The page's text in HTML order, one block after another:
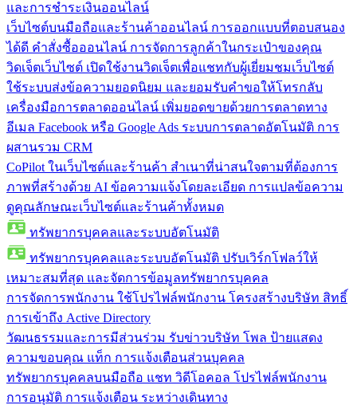
และการชำระเงินออนไลน์
เว็บไซต์บนมือถือและร้านค้าออนไลน์ การออกแบบที่ตอบสนอง
ได้ดี คำสั่งซื้อออนไลน์ การจัดการลูกค้าในกระเป๋าของคุณ
วิดเจ็ตเว็บไซต์ เปิดใช้งานวิดเจ็ตเพื่อแชทกับผู้เยี่ยมชมเว็บไซต์
ใช้ระบบส่งข้อความยอดนิยม และยอมรับคำขอให้โทรกลับ
เครื่องมือการตลาดออนไลน์ เพิ่มยอดขายด้วยการตลาดทาง
อีเมล Facebook หรือ Google Ads ระบบการตลาดอัตโนมัติ การ
ผสานรวม CRM
CoPilot ในเว็บไซต์และร้านค้า สำเนาที่น่าสนใจตามที่ต้องการ
ภาพที่สร้างด้วย AI ข้อความแจ้งโดยละเอียด การแปลข้อความ
ดูคุณลักษณะเว็บไซต์และร้านค้าทั้งหมด
ทรัพยากรบุคคลและระบบอัตโนมัติ
ทรัพยากรบุคคลและระบบอัตโนมัติ ปรับเวิร์กโฟลว์ให้
เหมาะสมที่สุด และจัดการข้อมูลทรัพยากรบุคคล
การจัดการพนักงาน ใช้โปรไฟล์พนักงาน โครงสร้างบริษัท สิทธิ์
การเข้าถึง Active Directory
วัฒนธรรมและการมีส่วนร่วม รับข่าวบริษัท โพล ป้ายแสดง
ความขอบคุณ แท็ก การแจ้งเตือนส่วนบุคคล
ทรัพยากรบุคคลบนมือถือ แชท วิดีโอคอล โปรไฟล์พนักงาน
การอนุมัติ การแจ้งเตือน ระหว่างเดินทาง